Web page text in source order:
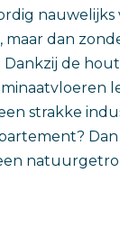
maar dan
Dankzij de
strakke